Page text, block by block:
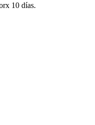
10 días.